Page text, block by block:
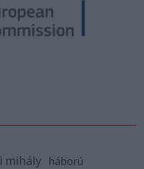
mihály háború